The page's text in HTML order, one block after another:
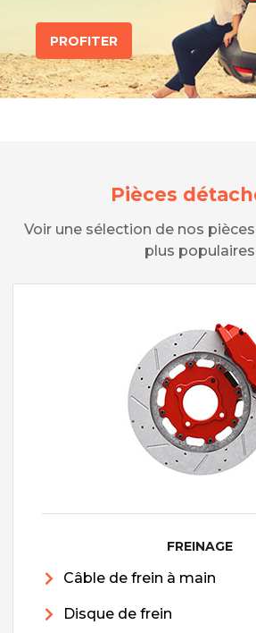
PROFITER
Pièces
Voir une sélection de nos
plus populaires
FREINAGE
Câble de frein à main
Disque de frein